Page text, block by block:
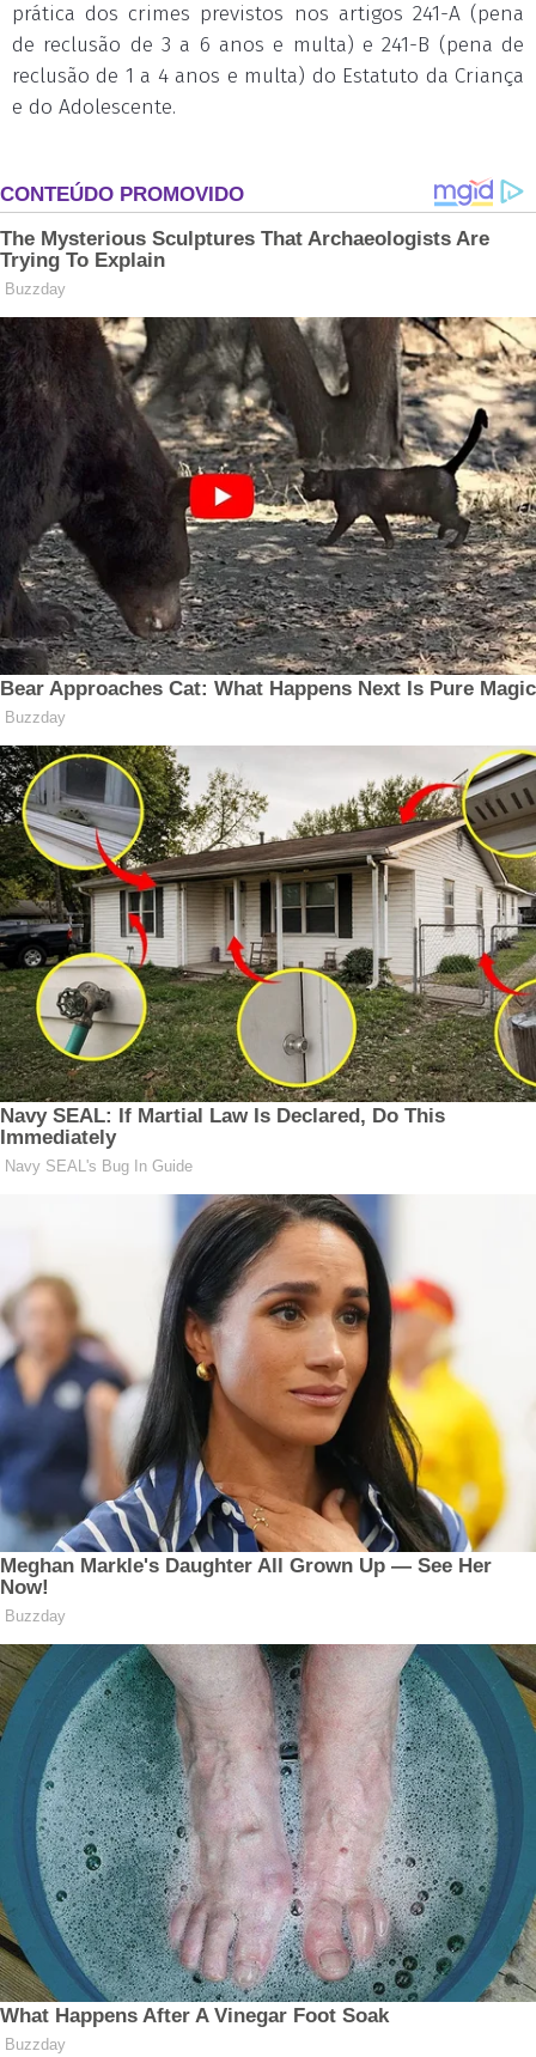
prática dos crimes previstos nos artigos 241-A (pena
de reclusão de 3 a 6 anos e multa) e 241-B (pena de
reclusão de 1 a 4 anos e multa) do Estatuto da Criança
e do Adolescente.